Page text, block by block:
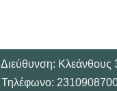
Διεύθυνση: Κλεάνθους
Τηλέφωνο: